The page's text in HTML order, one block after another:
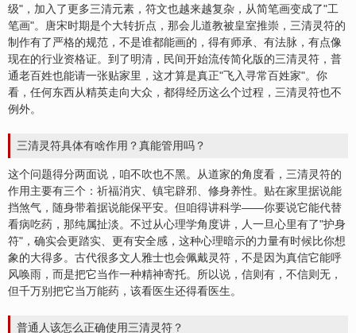
级"，加入了更多三清元素，符文也越来越复杂，从简笔画变成了"工
笔画"。唐宋时期是个大转折点，那会儿道教被皇室推崇，三清灵符的
制作有了严格的规范，不是谁都能画的，得有师承、有法脉，有点像
现在的行业资格证。到了明清，民间开始流传简化版的三清灵符，普
通老百姓也能请一张贴家里，这才算是真正"飞入寻常百姓家"。你
看，任何东西从精英走向大众，都得经历这么个过程，三清灵符也不
例外。
三清灵符具体有啥作用？真能管用吗？
这个问题得分两面说，咱不吹也不黑。从道家的角度看，三清灵符的
作用主要有三个：祈福消灾、镇宅辟邪、修身养性。贴在家里据说能
挡煞气，随身带着据说能保平安。但咱得讲科学——你要说它能代替
看病吃药，那纯属扯淡。不过从心理学角度讲，人一旦心里有了"护身
符"，确实会更踏实、更有安全感，这种心理暗示的力量有时候比你想
象的大得多。古代很多文人雅士也会佩戴灵符，不是因为真信它能呼
风唤雨，而是把它当作一种精神寄托。所以说，信则有，不信则无，
但千万别把它当万能药，该看医生还得看医生。
普通人该怎么正确使用三清灵符？